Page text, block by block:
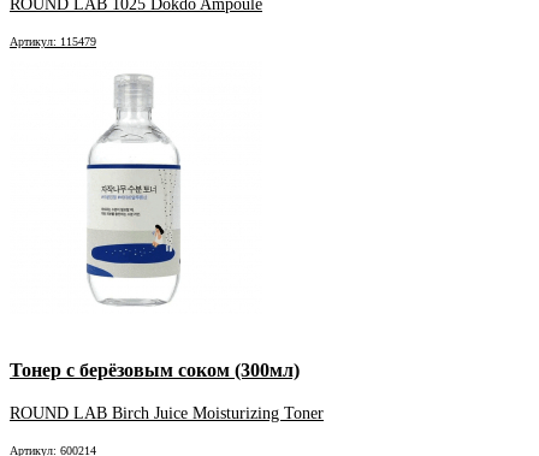
ROUND LAB 1025 Dokdo Ampoule
Артикул: 115479
Тонер с берёзовым соком (300мл)
ROUND LAB Birch Juice Moisturizing Toner
Артикул: 600214